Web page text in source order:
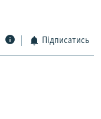
Підписатись